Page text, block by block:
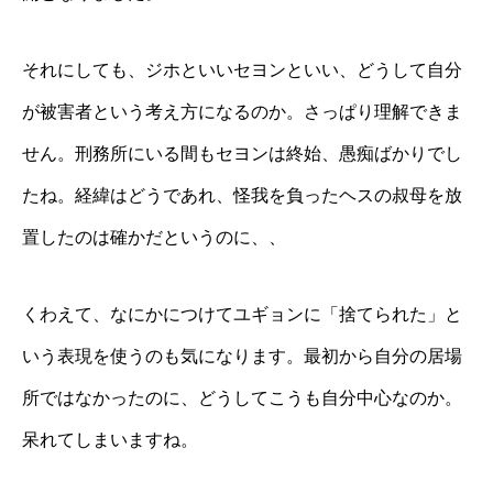
それにしても、ジホといいセヨンといい、どうして自分
が被害者という考え方になるのか。さっぱり理解できま
せん。刑務所にいる間もセヨンは終始、愚痴ばかりでし
たね。経緯はどうであれ、怪我を負ったヘスの叔母を放
置したのは確かだというのに、、
くわえて、なにかにつけてユギョンに「捨てられた」と
いう表現を使うのも気になります。最初から自分の居場
所ではなかったのに、どうしてこうも自分中心なのか。
呆れてしまいますね。